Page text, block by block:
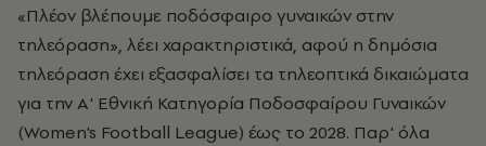
«Πλέον βλέπουμε ποδόσφαιρο γυναικών στην
τηλεόραση», λέει χαρακτηριστικά, αφού η δημόσια
τηλεόραση έχει εξασφαλίσει τα τηλεοπτικά δικαιώματα
για την Α' Εθνική Κατηγορία Ποδοσφαίρου Γυναικών
(Women's Football League) έως το 2028. Παρ' όλα